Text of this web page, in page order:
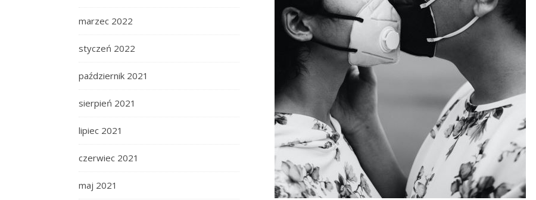
marzec 2022
styczeń 2022
październik 2021
sierpień 2021
lipiec 2021
czerwiec 2021
maj 2021